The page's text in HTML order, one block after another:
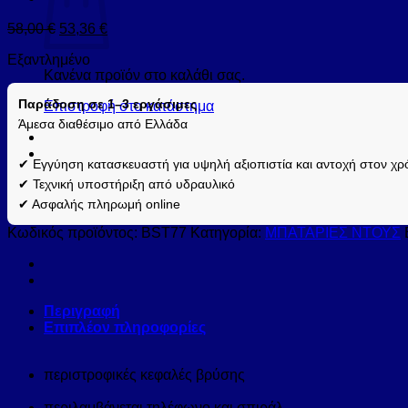
Κανένα προϊόν στο καλάθι σας.
Επιστροφή στο κατάστημα
58,00€ 53,36 €
Εξαντλημένο
Παράδοση σε 1–3 εργάσιμες
Άμεσα διαθέσιμο από Ελλάδα
✔ Εγγύηση κατασκευαστή για υψηλή αξιοπιστία και αντοχή στον
✔ Τεχνική υποστήριξη από υδραυλικό
✔ Ασφαλής πληρωμή online
Κωδικός προϊόντος: BST77 Κατηγορία: ΜΠΑΤΑΡΙΕΣ ΝΤΟΥΣ
Περιγραφή
Επιπλέον πληροφορίες
περιστροφικές κεφαλές βρύσης